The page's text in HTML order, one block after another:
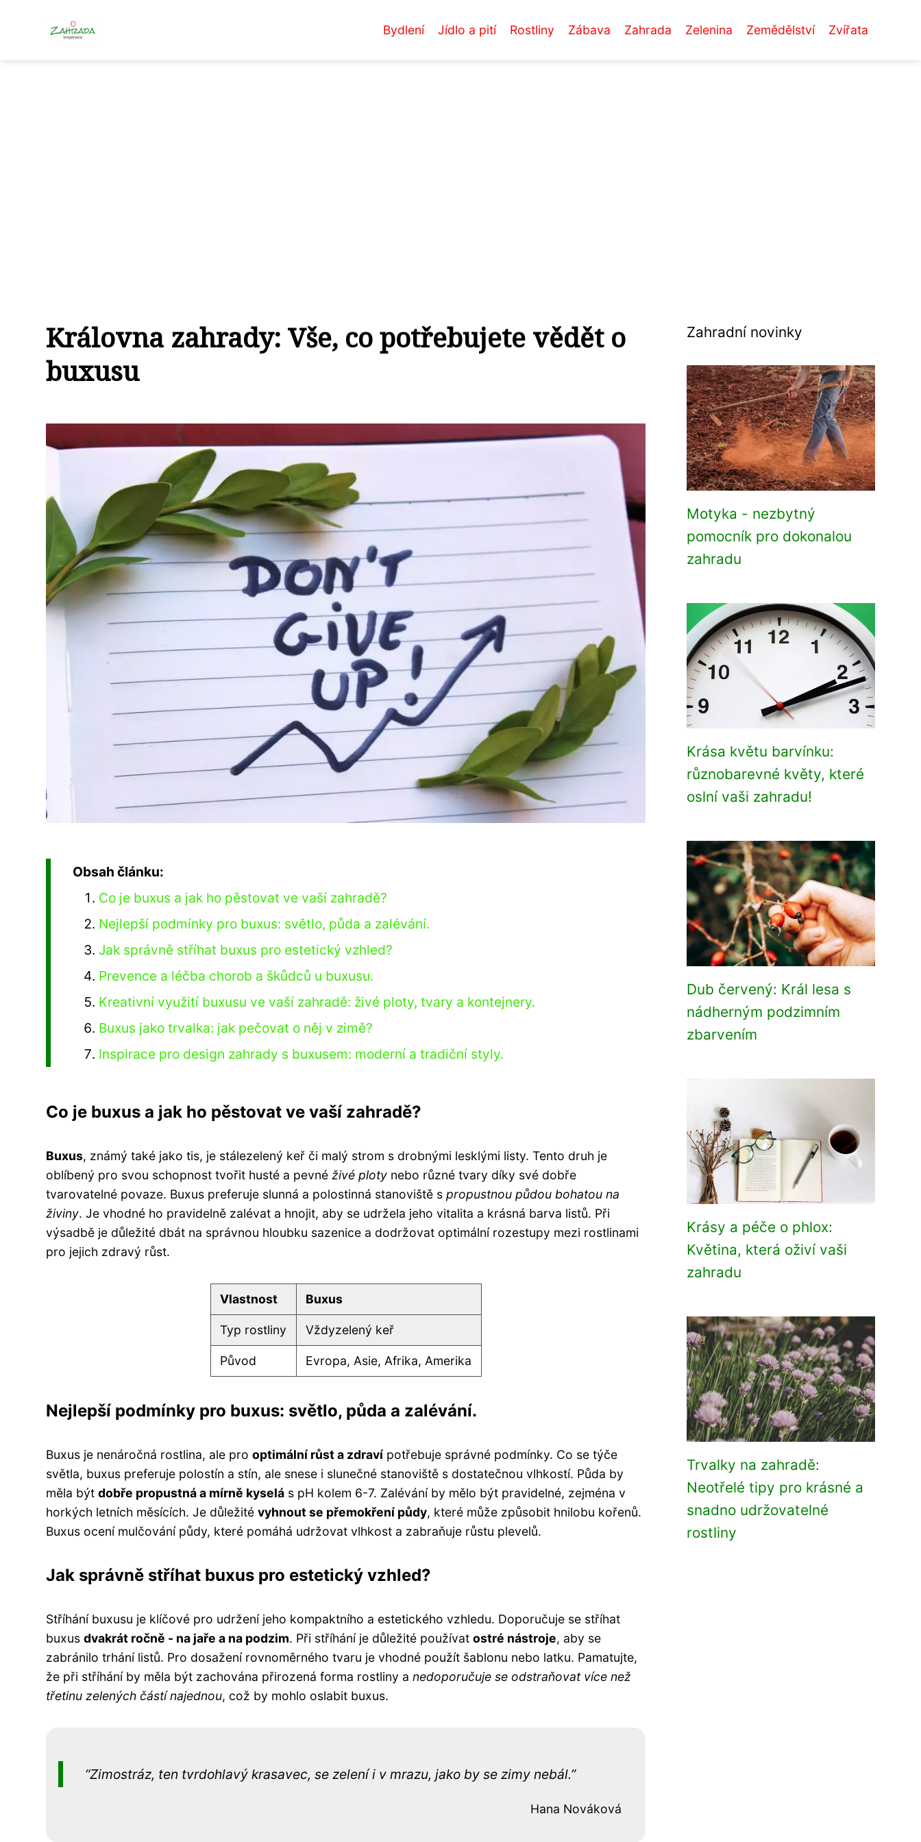
Bydlení Jídlo a pití Rostliny Zábava Zahrada Zelenina Zemědělství Zvířata
Královna zahrady: Vše, co potřebujete vědět o
buxusu
Obsah článku:
Co je buxus a jak ho pěstovat ve vaší zahradě?
Nejlepší podmínky pro buxus: světlo, půda a zalévání.
Jak správně stříhat buxus pro estetický vzhled?
Prevence a léčba chorob a škůdců u buxusu.
Kreativní využití buxusu ve vaší zahradě: živé ploty, tvary a kontejnery.
Buxus jako trvalka: jak pečovat o něj v zimě?
Inspirace pro design zahrady s buxusem: moderní a tradiční styly.
Co je buxus a jak ho pěstovat ve vaší zahradě?
Buxus, známý také jako tis, je stálezelený keř či malý strom s drobnými lesklými listy. Tento druh je
oblíbený pro svou schopnost tvořit husté a pevné živé ploty nebo různé tvary díky své dobře
tvarovatelné povaze. Buxus preferuje slunná a polostinná stanoviště s propustnou půdou bohatou na
živiny. Je vhodné ho pravidelně zalévat a hnojit, aby se udržela jeho vitalita a krásná barva listů. Při
výsadbě je důležité dbát na správnou hloubku sazenice a dodržovat optimální rozestupy mezi rostlinami
pro jejich zdravý růst.
Vlastnost Buxus
Typ rostliny Vždyzelený keř
Původ Evropa, Asie, Afrika, Amerika
Nejlepší podmínky pro buxus: světlo, půda a zalévání.
Buxus je nenáročná rostlina, ale pro optimální růst a zdraví potřebuje správné podmínky. Co se týče
světla, buxus preferuje polostín a stín, ale snese i slunečné stanoviště s dostatečnou vlhkostí. Půda by
měla být dobře propustná a mírně kyselá s pH kolem 6-7. Zalévání by mělo být pravidelné, zejména v
horkých letních měsících. Je důležité vyhnout se přemokření půdy, které může způsobit hnilobu kořenů.
Buxus ocení mulčování půdy, které pomáhá udržovat vlhkost a zabraňuje růstu plevelů.
Jak správně stříhat buxus pro estetický vzhled?
Stříhání buxusu je klíčové pro udržení jeho kompaktního a estetického vzhledu. Doporučuje se stříhat
buxus dvakrát ročně - na jaře a na podzim. Při stříhání je důležité používat ostré nástroje, aby se
zabránilo trhání listů. Pro dosažení rovnoměrného tvaru je vhodné použít šablonu nebo latku. Pamatujte,
že při stříhání by měla být zachována přirozená forma rostliny a nedoporučuje se odstraňovat více než
třetinu zelených částí najednou, což by mohlo oslabit buxus.
Zimostráz, ten tvrdohlavý krasavec, se zelení i v mrazu, jako by se zimy nebál.
Hana Nováková
Zahradní novinky
Motyka - nezbytný
pomocník pro dokonalou
zahradu
Krása květu barvínku:
různobarevné květy, které
oslní vaši zahradu!
Dub červený: Král lesa s
nádherným podzimním
zbarvením
Krásy a péče o phlox:
Květina, která oživí vaši
zahradu
Trvalky na zahradě:
Neotřelé tipy pro krásné a
snadno udržovatelné
rostliny